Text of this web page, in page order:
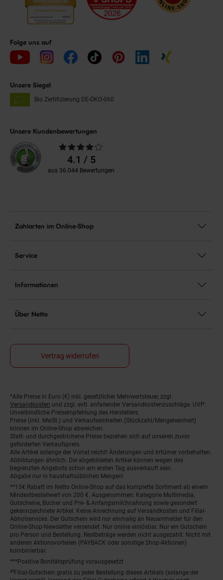
Folge uns auf
Unsere Siegel
Bio Zertifizierung DE-ÖKO-060
Unsere Kundenbewertungen
Durchschnittliche
Bewertungen4.1 / 5
aus 36.044 Bewertungen
Zahlarten im Online-Shop
Service
Informationen
Über Netto
Vertrag widerrufen
Fußnoten
*Alle Preise in Euro (€) inkl. gesetzlicher Mehrwertsteuer, zzgl.
Versandkosten und zzgl. evtl. anfallender Versandkostenzuschläge. UVP:
Unverbindliche Preisempfehlung des Herstellers.
Preise (inkl. MwSt.) und Verkaufseinheiten (Stückzahl/Mengeneinheit)
können im Online-Shop abweichen.
Statt- und durchgestrichene Preise beziehen sich auf unseren zuvor
geforderten Verkaufspreis.
Alle Artikel solange der Vorrat reicht! Änderungen und Irrtümer vorbehalten.
Abbildungen ähnlich. Die abgebildeten Artikel können wegen des
begrenzten Angebots schon am ersten Tag ausverkauft sein.
Abgabe nur in haushaltsüblichen Mengen!
**15€ Rabatt im Netto Online-Shop auf das komplette Sortiment ab einem
Mindestbestellwert von 200 €. Ausgenommen: Kategorie Multimedia,
Gutscheine, Bücher und Pre- & Anfangsmilchnahrung sowie gesondert
gekennzeichnete Artikel. Keine Anrechnung auf Versandkosten und Filial-
Abholservices. Der Gutschein wird nur einmalig an Neuanmelder für den
Online-Shop-Newsletter versendet. Nur online einlösbar. Nur ein Gutschein
pro Person und Bestellung. Restbeträge werden nicht ausgezahlt. Nicht mit
anderen Aktionsvorteilen (PAYBACK oder sonstige Shop-Aktionen)
kombinierbar.
***Positive Bonitätsprüfung vorausgesetzt
²⁰Filial-Gutschein gratis zu jeder Bestellung dieses Artikels (solange der